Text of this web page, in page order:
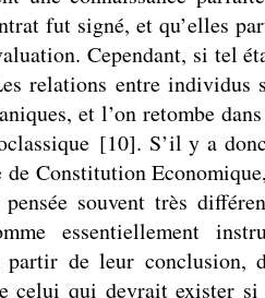
fut signé, et qu’elles
Cependant, si tel
relations entre individus
et l’on retombe
[10]. S’il y a
de Constitution
souvent très
essentiellement
partir de leur conclusion,
celui qui devrait exister si